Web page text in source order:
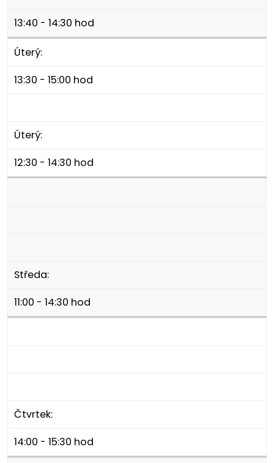
13:40 - 14:30 hod
Úterý:
13:30 - 15:00 hod
Úterý:
12:30 - 14:30 hod
Středa:
11:00 - 14:30 hod
Čtvrtek:
14:00 - 15:30 hod